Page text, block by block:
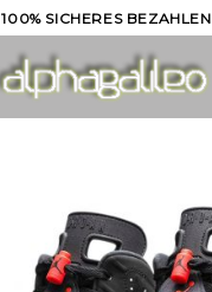
100% SICHERES BEZAHLEN